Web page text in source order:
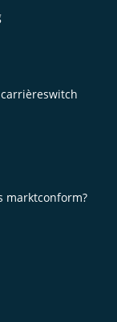
marktconform?